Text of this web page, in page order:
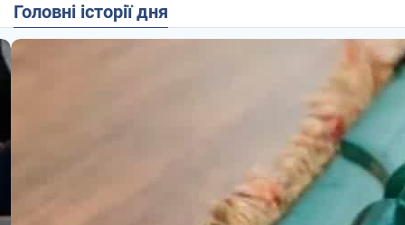
Головні історії дня